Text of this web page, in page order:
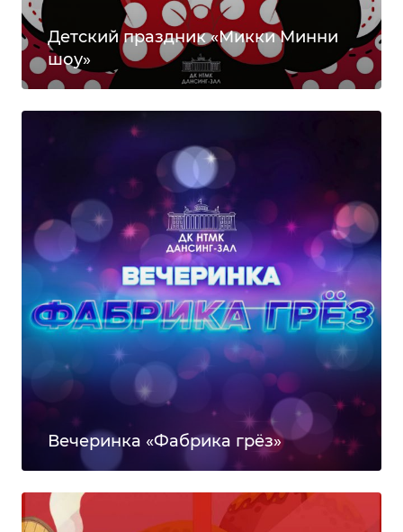
Детский праздник «Микки Минни
шоу»
Вечеринка «Фабрика грёз»